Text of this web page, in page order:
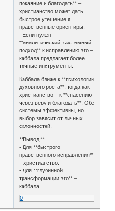
покаяние и благодать** –
христианство может дать
быстрое утешение и
нравственные ориентиры.
- Если нужен
**аналитический, системный
подход** к исправлению эго –
каббала предлагает более
точные инструменты.
Каббала ближе к **психологии
духовного роста**, тогда как
христианство – к **спасению
через веру и благодать**. Обе
системы эффективны, но
выбор зависит от личных
склонностей.
**Вывод:**
- Для **быстрого
нравственного исправления**
– христианство.
- Для **глубинной
трансформации эго** –
каббала.
0